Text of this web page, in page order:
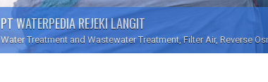
PT WATERPEDIA REJEKI LANGIT
Water Treatment and Wastewater Treatment, Filter Air, Reverse